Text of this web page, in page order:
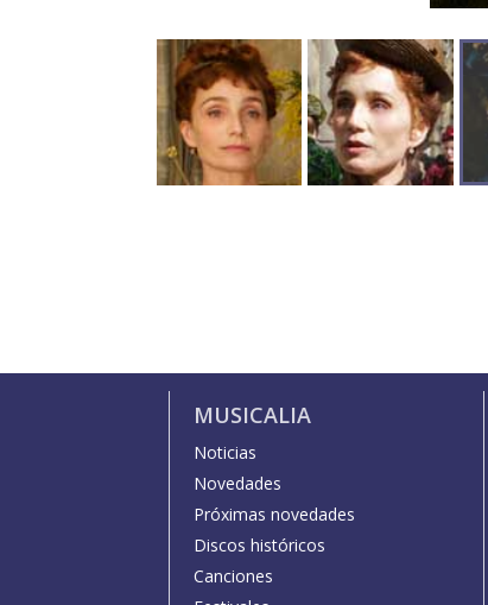
MUSICALIA
Noticias
Novedades
Próximas novedades
Discos históricos
Canciones